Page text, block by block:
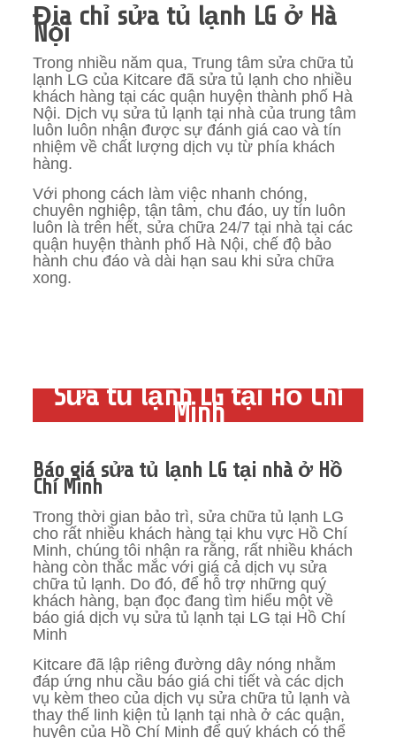
Địa chỉ sửa tủ lạnh LG ở Hà
Nội
Trong nhiều năm qua, Trung tâm sửa chữa tủ
lạnh LG của Kitcare đã sửa tủ lạnh cho nhiều
khách hàng tại các quận huyện thành phố Hà
Nội. Dịch vụ sửa tủ lạnh tại nhà của trung tâm
luôn luôn nhận được sự đánh giá cao và tín
nhiệm về chất lượng dịch vụ từ phía khách
hàng.
Với phong cách làm việc nhanh chóng,
chuyên nghiệp, tận tâm, chu đáo, uy tín luôn
luôn là trên hết, sửa chữa 24/7 tại nhà tại các
quận huyện thành phố Hà Nội, chế độ bảo
hành chu đáo và dài hạn sau khi sửa chữa
xong.
Sửa tủ lạnh LG tại Hồ Chí
Minh
Báo giá sửa tủ lạnh LG tại nhà ở Hồ
Chí Minh
Trong thời gian bảo trì, sửa chữa tủ lạnh LG
cho rất nhiều khách hàng tại khu vực Hồ Chí
Minh, chúng tôi nhận ra rằng, rất nhiều khách
hàng còn thắc mắc với giá cả dịch vụ sửa
chữa tủ lạnh. Do đó, để hỗ trợ những quý
khách hàng, bạn đọc đang tìm hiểu một về
báo giá dịch vụ sửa tủ lạnh tại LG tại Hồ Chí
Minh
Kitcare đã lập riêng đường dây nóng nhằm
đáp ứng nhu cầu báo giá chi tiết và các dịch
vụ kèm theo của dịch vụ sửa chữa tủ lạnh và
thay thế linh kiện tủ lạnh tại nhà ở các quận,
huyện của Hồ Chí Minh để quý khách có thể